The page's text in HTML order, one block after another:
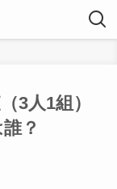
3人1組）
？